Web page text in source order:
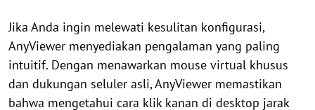
Jika Anda ingin melewati kesulitan konfigurasi,
AnyViewer menyediakan pengalaman yang paling
intuitif. Dengan menawarkan mouse virtual khusus
dan dukungan seluler asli, AnyViewer memastikan
bahwa mengetahui cara klik kanan di desktop jarak